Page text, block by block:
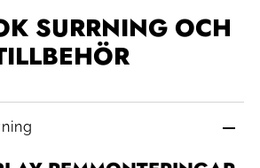
SURRNING OCH